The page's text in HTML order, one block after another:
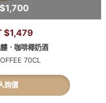
$1,479
．咖啡椰奶酒
70CL
詢價